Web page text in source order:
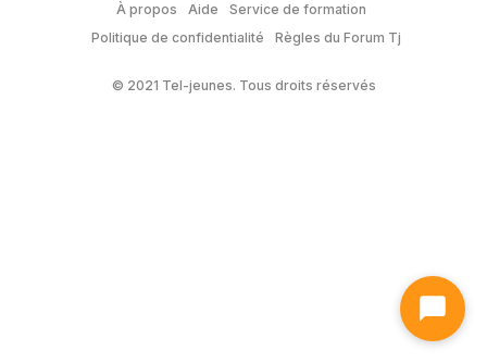
À propos Aide
Service de formation
Politique de confidentialité
Règles du Forum Tj
© 2021 Tel-jeunes. Tous droits réservés